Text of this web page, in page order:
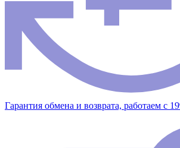
Гарантия обмена и возврата, работаем с